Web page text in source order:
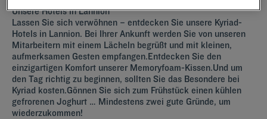
Unsere Hotels in Lannion
Lassen Sie sich verwöhnen – entdecken Sie unsere Kyriad-
Hotels in Lannion. Bei Ihrer Ankunft werden Sie von unseren
Mitarbeitern mit einem Lächeln begrüßt und mit kleinen,
aufmerksamen Gesten empfangen.Entdecken Sie den
einzigartigen Komfort unserer Memoryfoam-Kissen.Und um
den Tag richtig zu beginnen, sollten Sie das Besondere bei
Kyriad kosten.Gönnen Sie sich zum Frühstück einen kühlen
gefrorenen Joghurt … Mindestens zwei gute Gründe, um
wiederzukommen!